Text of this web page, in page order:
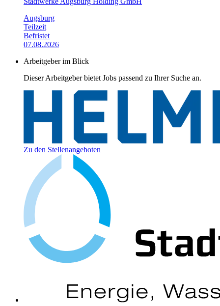
Augsburg
Teilzeit
Befristet
07.08.2026
Arbeitgeber im Blick
Dieser Arbeitgeber bietet Jobs passend zu Ihrer Suche an.
Zu den Stellenangeboten